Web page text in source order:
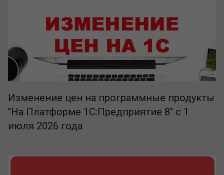
Изменение цен на программные продукты
"На Платформе 1С:Предприятие 8" с 1
июля 2026 года